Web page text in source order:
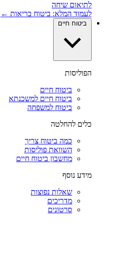
לתיאום שיחה
לעמוד המלא: ביטוח בריאות ←
ביטוח חיים
הפוליסות
ביטוח חיים
ביטוח חיים למשכנתא
ביטוח למשפחה
כלים להחלטה
כמה ביטוח צריך
השוואת פוליסות
מחשבון ביטוח חיים
מידע נוסף
שאלות נפוצות
מדריכים
סרטונים